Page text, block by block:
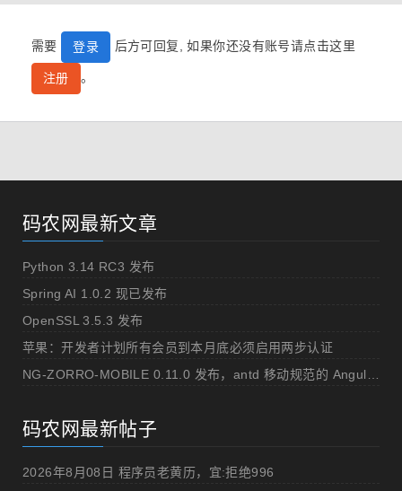
需要 登录 后方可回复, 如果你还没有账号请点击这里
注册 。
码农网最新文章
Python 3.14 RC3 发布
Spring AI 1.0.2 现已发布
OpenSSL 3.5.3 发布
苹果：开发者计划所有会员到本月底必须启用两步认证
码农网最新帖子
2026年8月08日 程序员老黄历，宜:拒绝996